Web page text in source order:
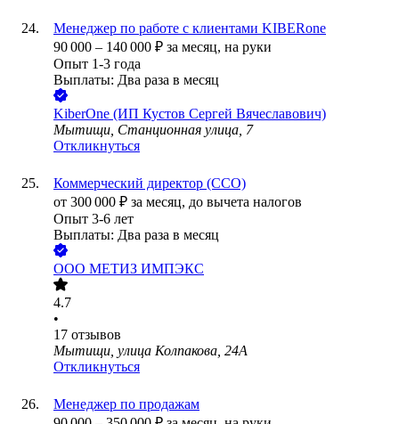
Менеджер по работе с клиентами KIBERone
90 000 – 140 000 ₽ за месяц, на руки
Опыт 1-3 года
Выплаты: Два раза в месяц
KiberOne (ИП Кустов Сергей Вячеславович)
Мытищи, Станционная улица, 7
Откликнуться
Коммерческий директор (CCO)
от 300 000 ₽ за месяц, до вычета налогов
Опыт 3-6 лет
Выплаты: Два раза в месяц
ООО МЕТИЗ ИМПЭКС
4.7
•
17 отзывов
Мытищи, улица Колпакова, 24А
Откликнуться
Менеджер по продажам